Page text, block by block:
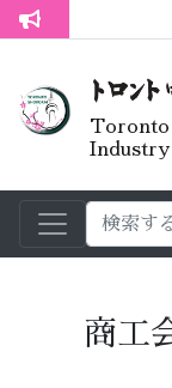
トロント生活不安疑
Toronto
Industry
商工